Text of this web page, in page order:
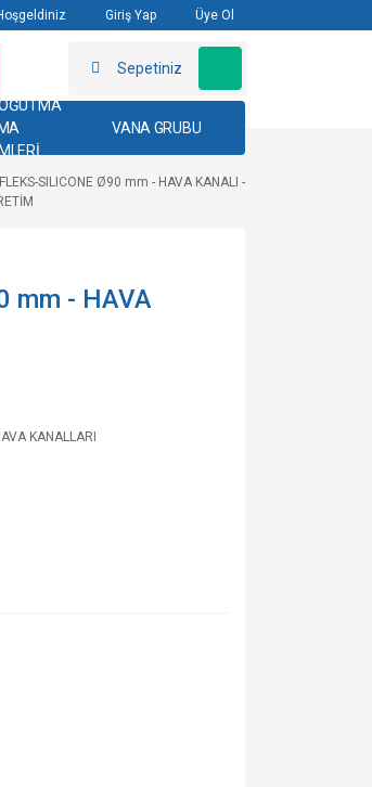
Giriş Yap Üye Ol
Sepetiniz
VANA GRUBU
SILICONE Ø90 mm - HAVA KANALI -
mm - HAVA
KANALLARI